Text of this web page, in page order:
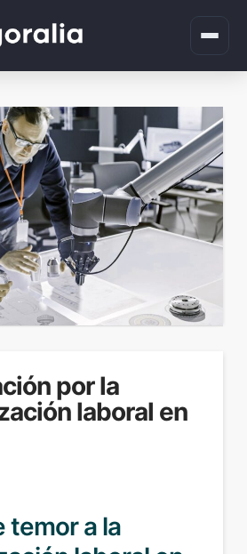
por la
laboral en
temor a la